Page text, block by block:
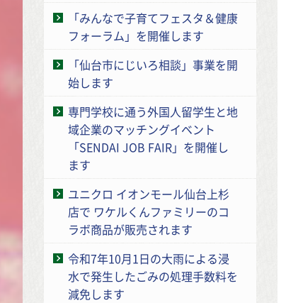
「みんなで子育てフェスタ＆健康
フォーラム」を開催します
「仙台市にじいろ相談」事業を開
始します
専門学校に通う外国人留学生と地
域企業のマッチングイベント
「SENDAI JOB FAIR」を開催し
ます
ユニクロ イオンモール仙台上杉
店で ワケルくんファミリーのコ
ラボ商品が販売されます
令和7年10月1日の大雨による浸
水で発生したごみの処理手数料を
減免します